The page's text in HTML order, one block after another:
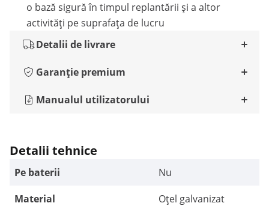
o bază sigură în timpul replantării și a altor
activități pe suprafața de lucru
Detalii de livrare
Garanție premium
Manualul utilizatorului
Detalii tehnice
Pe baterii
Nu
Material
Oțel galvanizat